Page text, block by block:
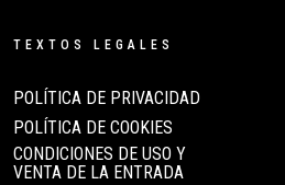
TEXTOS LEGALES
POLÍTICA DE PRIVACIDAD
POLÍTICA DE COOKIES
CONDICIONES DE USO Y
VENTA DE LA ENTRADA